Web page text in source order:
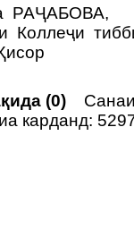
РАҶАБОВА,
Коллеҷи
(0)
карданд: